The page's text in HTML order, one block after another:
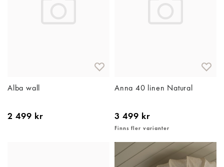
Alba wall
2 499 kr
Anna 40 linen Natural
3 499 kr
Finns fler varianter